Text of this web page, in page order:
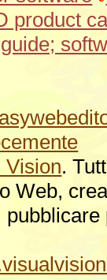
product
Vision.
Web,